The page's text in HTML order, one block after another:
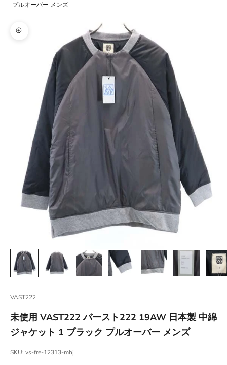
プルオーバー メンズ
ズームイン
VAST222
未使用 VAST222 バースト222 19AW 日本製 中綿
ジャケット 1 ブラック プルオーバー メンズ
SKU: vs-fre-12313-mhj